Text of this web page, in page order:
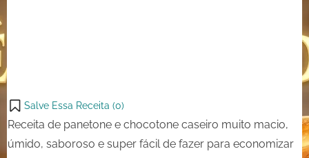
Salve Essa Receita (0)
Receita de panetone e chocotone caseiro muito macio,
úmido, saboroso e super fácil de fazer para economizar